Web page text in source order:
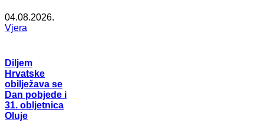
04.08.2026.
Vjera
Diljem
Hrvatske
obilježava se
Dan pobjede i
31. obljetnica
Oluje